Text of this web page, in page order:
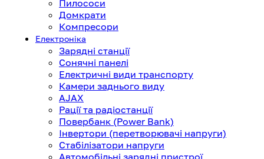
Пилососи
Домкрати
Компресори
Електроніка
Зарядні станції
Сонячні панелі
Електричні види транспорту
Камери заднього виду
AJAX
Рації та радіостанції
Повербанк (Power Bank)
Інвертори (перетворювачі напруги)
Стабілізатори напруги
Автомобільні зарядні пристрої